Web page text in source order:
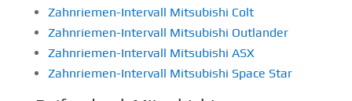
Zahnriemen-Intervall Mitsubishi Colt
Zahnriemen-Intervall Mitsubishi Outlander
Zahnriemen-Intervall Mitsubishi ASX
Zahnriemen-Intervall Mitsubishi Space Star